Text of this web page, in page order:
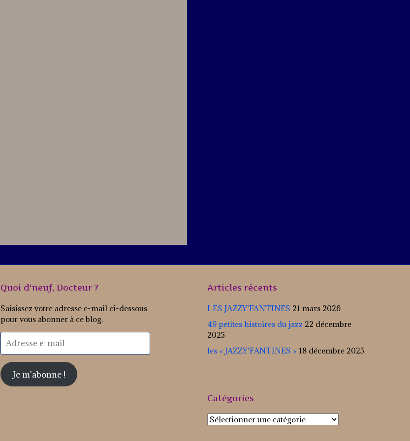
Quoi d'neuf, Docteur ?
Saisissez votre adresse e-mail ci-dessous
pour vous abonner à ce blog.
e-
Je m'abonne !
Articles récents
LES JAZZY’FANTINES 21 mars 2026
49 petites histoires du jazz 22 décembre
2025
les « JAZZY’FANTINES » 18 décembre 2025
Catégories
Catégories